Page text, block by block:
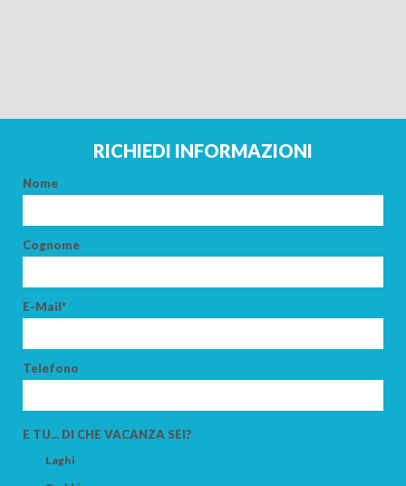
CERCA
RICHIEDI INFORMAZIONI
Nome
Cognome
E-Mail*
Telefono
E TU... DI CHE VACANZA SEI?
Laghi